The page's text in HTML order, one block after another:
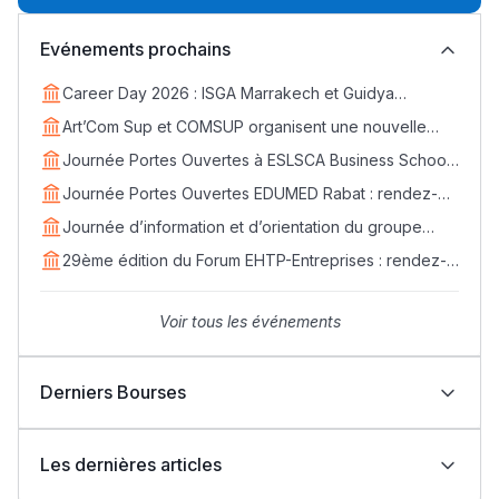
Lycée Maroc
التعليم الثانوي التأهيلي
Collège au Maroc
التعليم الثانوي الإعدادي
Post-Bac
Evénements prochains
Career Day 2026 : ISGA Marrakech et Guidya
connectent étudiants et entreprises
Art’Com Sup et COMSUP organisent une nouvelle
édition du Career Day
Journée Portes Ouvertes à ESLSCA Business School
Rabat - Samedi 18 avril
Journée Portes Ouvertes EDUMED Rabat : rendez-
vous le samedi 25 avril
Journée d’information et d’orientation du groupe
EDVANTIS : rendez-vous le 11 avril
29ème édition du Forum EHTP-Entreprises : rendez-
Voir tous les événements
Derniers Bourses
Bourses Learn Africa 2026-2027 : formez-vous aux
métiers de la santé avec EDUMED
Bourses Learn Africa 2026-2027 : une opportunité
Les dernières articles